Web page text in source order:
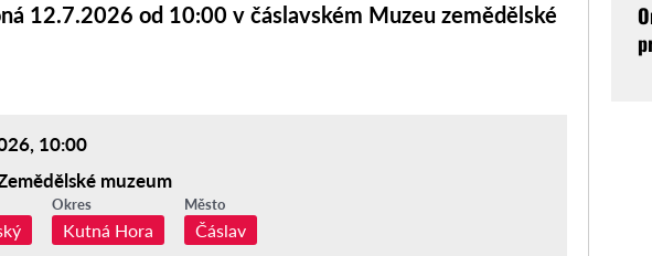
12.7.2026 od 10:00 v čáslavském Muzeu zemědělské
10:00
muzeum
Okres
Kutná Hora
Město
Čáslav